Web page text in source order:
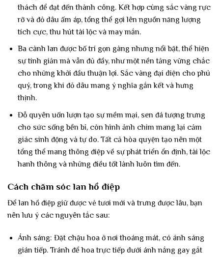
thách để đạt đến thành công. Kết hợp cùng sắc vàng rực
rỡ và đỏ dâu ấm áp, tổng thể gợi lên nguồn năng lượng
tích cực, thu hút tài lộc và may mắn.
Ba cành lan được bố trí gọn gàng nhưng nổi bật, thể hiện
sự tinh giản mà vẫn đủ đầy, như một nền tảng vững chắc
cho những khởi đầu thuận lợi. Sắc vàng đại diện cho phú
quý, trong khi đỏ dâu mang ý nghĩa gắn kết và hưng
thịnh.
Đỗ quyên uốn lượn tạo sự mềm mại, sen đá tượng trưng
cho sức sống bền bỉ, còn hình ảnh chim mang lại cảm
giác sinh động và tự do. Tất cả hòa quyện tạo nên một
tổng thể mang thông điệp về sự phát triển ổn định, tài lộc
hanh thông và những điều tốt lành luôn tìm đến.
Cách chăm sóc lan hồ điệp
Để lan hồ điệp giữ được vẻ tươi mới và trưng được lâu, bạn
nên lưu ý các nguyên tắc sau:
Ánh sáng: Đặt chậu hoa ở nơi thoáng mát, có ánh sáng
gián tiếp. Tránh để hoa trực tiếp dưới ánh nắng gay gắt